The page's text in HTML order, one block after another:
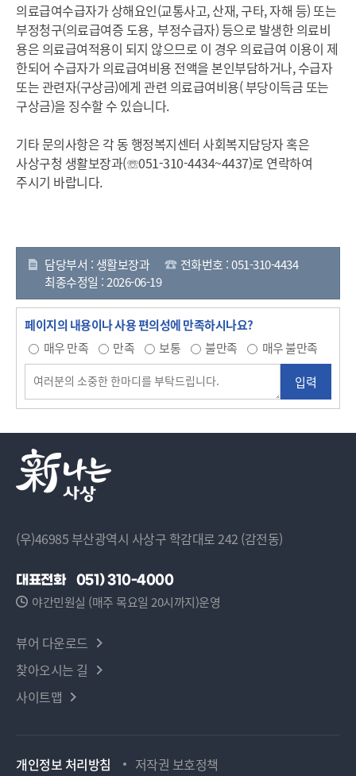
의료급여수급자가 상해요인(교통사고, 산재, 구타, 자해 등) 또는
부정청구(의료급여증 도용, 부정수급자) 등으로 발생한 의료비
용은 의료급여적용이 되지 않으므로 이 경우 의료급여 이용이 제
한되어 수급자가 의료급여비용 전액을 본인부담하거나, 수급자
또는 관련자(구상금)에게 관련 의료급여비용( 부당이득금 또는
구상금)을 징수할 수 있습니다.
기타 문의사항은 각 동 행정복지센터 사회복지담당자 혹은
사상구청 생활보장과(☏051-310-4434~4437)로 연락하여
주시기 바랍니다.
담당부서 : 생활보장과
전화번호 : 051-310-4434
최종수정일 : 2026-06-19
페이지의 내용이나 사용 편의성에 만족하시나요?
매우 만족
만족 보통 불만족 매우 불만족
(우)46985 부산광역시 사상구 학감대로 242 (감전동)
대표전화
051) 310-4000
야간민원실 (매주 목요일 20시까지)운영
뷰어 다운로드
찾아오시는 길
사이트맵
개인정보 처리방침
저작권 보호정책